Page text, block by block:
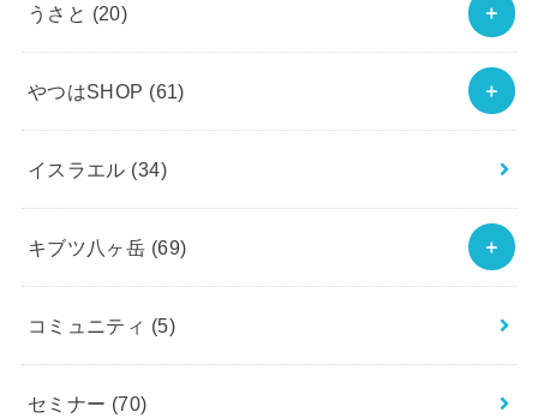
うさと (20)
やつはSHOP (61)
イスラエル (34)
キブツ八ヶ岳 (69)
コミュニティ (5)
セミナー (70)